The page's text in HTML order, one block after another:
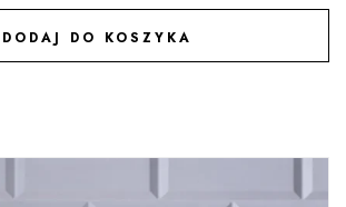
DODAJ DO KOSZYKA
DODAJ DO ULUBIONYCH